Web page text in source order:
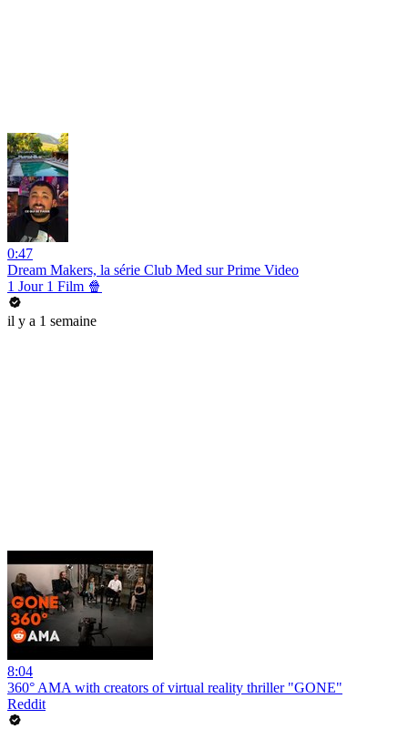
0:47
Dream Makers, la série Club Med sur Prime Video
1 Jour 1 Film 🍿
il y a 1 semaine
8:04
360° AMA with creators of virtual reality thriller "GONE"
Reddit